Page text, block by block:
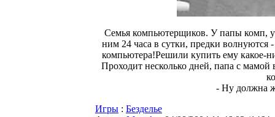
Семья компьютерщиков. У папы комп,
ним 24 часа в сутки, предки волнуются -
компьютера!Решили купить ему какое-
Проходит несколько дней, папа с мамой
- Ну должна
Игры : Безделье